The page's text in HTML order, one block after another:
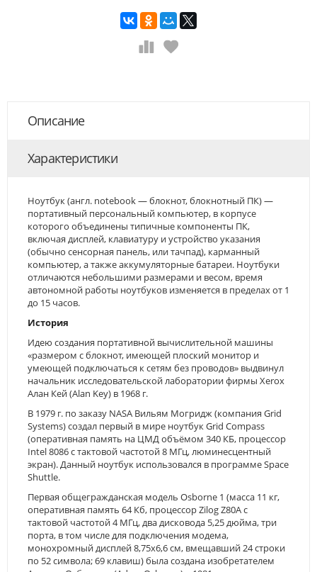
Описание
Характеристики
Ноутбук (англ. notebook — блокнот, блокнотный ПК) —
портативный персональный компьютер, в корпусе
которого объединены типичные компоненты ПК,
включая дисплей, клавиатуру и устройство указания
(обычно сенсорная панель, или тачпад), карманный
компьютер, а также аккумуляторные батареи. Ноутбуки
отличаются небольшими размерами и весом, время
автономной работы ноутбуков изменяется в пределах от 1
до 15 часов.
История
Идею создания портативной вычислительной машины
«размером с блокнот, имеющей плоский монитор и
умеющей подключаться к сетям без проводов» выдвинул
начальник исследовательской лаборатории фирмы Xerox
Алан Кей (Alan Key) в 1968 г.
В 1979 г. по заказу NASA Вильям Могридж (компания Grid
Systems) создал первый в мире ноутбук Grid Compass
(оперативная память на ЦМД объёмом 340 КБ, процессор
Intel 8086 с тактовой частотой 8 МГц, люминесцентный
экран). Данный ноутбук использовался в программе Space
Shuttle.
Первая общегражданская модель Osborne 1 (масса 11 кг,
оперативная память 64 Кб, процессор Zilog Z80A с
тактовой частотой 4 МГц, два дисковода 5,25 дюйма, три
порта, в том числе для подключения модема,
монохромный дисплей 8,75х6,6 см, вмещавший 24 строки
по 52 символа; 69 клавиш) была создана изобретателем